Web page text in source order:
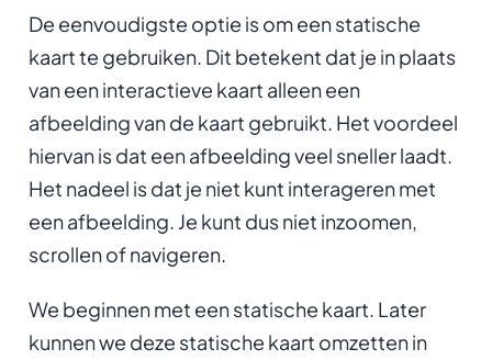
De eenvoudigste optie is om een statische
kaart te gebruiken. Dit betekent dat je in plaats
van een interactieve kaart alleen een
afbeelding van de kaart gebruikt. Het voordeel
hiervan is dat een afbeelding veel sneller laadt.
Het nadeel is dat je niet kunt interageren met
een afbeelding. Je kunt dus niet inzoomen,
scrollen of navigeren.
We beginnen met een statische kaart. Later
kunnen we deze statische kaart omzetten in